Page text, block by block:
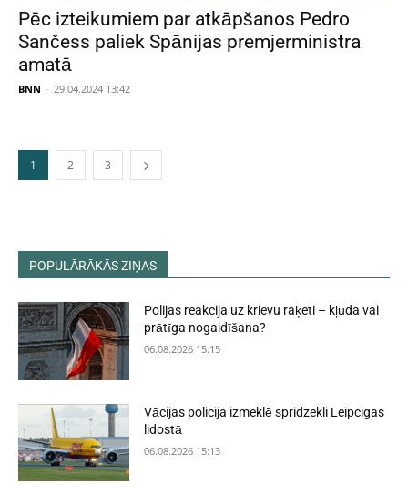
Pēc izteikumiem par atkāpšanos Pedro
Sančess paliek Spānijas premjerministra
amatā
BNN - 29.04.2024 13:42
1 2 3
POPULĀRĀKĀS ZIŅAS
Polijas reakcija uz krievu raķeti – kļūda vai
prātīga nogaidīšana?
06.08.2026 15:15
Vācijas policija izmeklē spridzekli Leipcigas
lidostā
06.08.2026 15:13